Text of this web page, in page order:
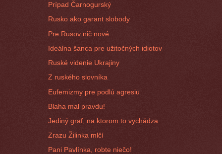
Prípad Čarnogurský
Rusko ako garant slobody
Pre Rusov nič nové
Ideálna šanca pre užitočných idiotov
Ruské videnie Ukrajiny
Z ruského slovníka
Eufemizmy pre podlú agresiu
Blaha mal pravdu!
Jediný graf, na ktorom to vychádza
Zrazu Žilinka mlčí
Pani Pavlínka, robte niečo!